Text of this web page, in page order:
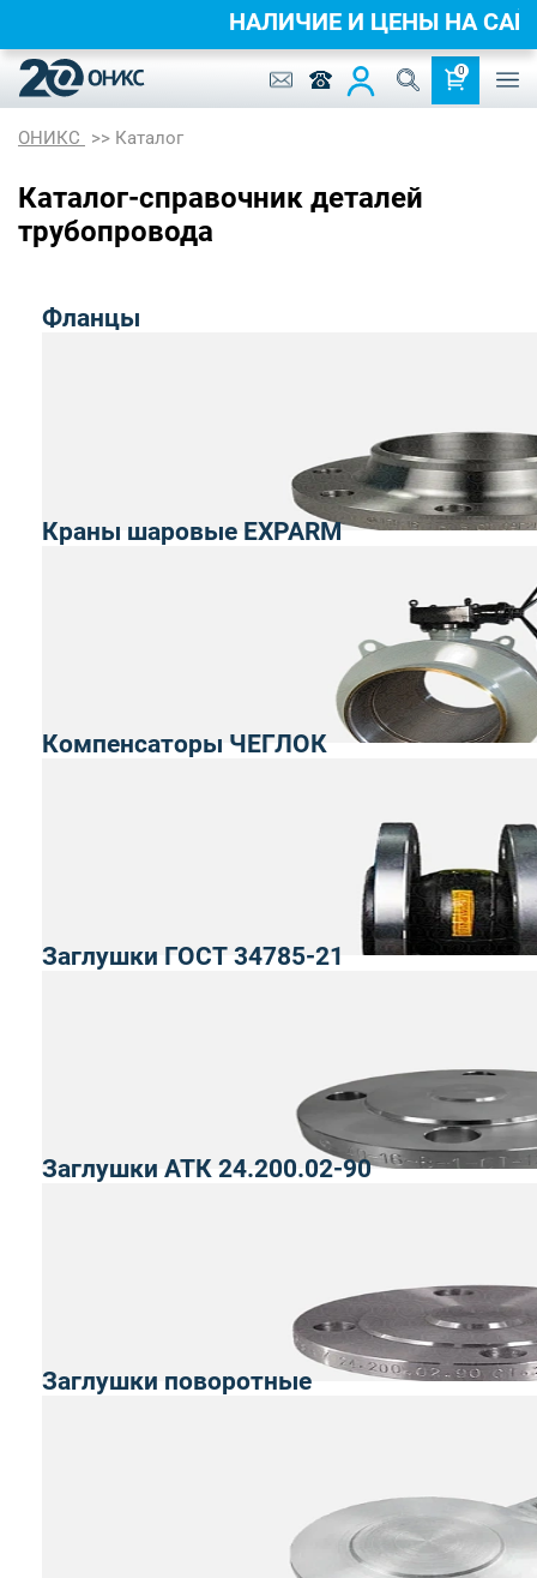
0
ОНИКС Каталог
Каталог-справочник деталей
трубопровода
Фланцы
Краны шаровые EXPARM
Компенсаторы ЧЕГЛОК
Заглушки ГОСТ 34785-21
Заглушки АТК 24.200.02-90
Заглушки поворотные
НАЛИЧИЕ И ЦЕНЫ НА